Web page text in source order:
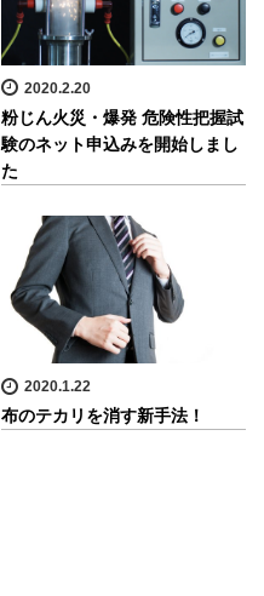
2020.2.20
粉じん火災・爆発 危険性把握試
験のネット申込みを開始しまし
た
2020.1.22
布のテカリを消す新手法！